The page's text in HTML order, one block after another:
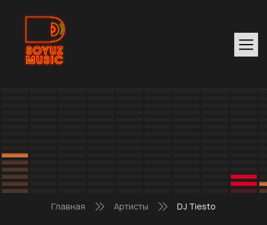
Главная Артисты DJ Tiesto